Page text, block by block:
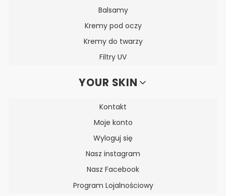
Balsamy
Kremy pod oczy
Kremy do twarzy
Filtry UV
YOUR SKIN
Kontakt
Moje konto
Wyloguj się
Nasz instagram
Nasz Facebook
Program Lojalnościowy